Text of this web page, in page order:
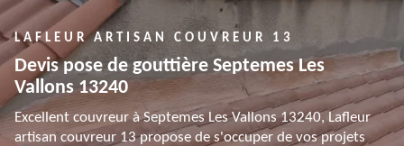
LAFLEUR ARTISAN COUVREUR 13
Devis pose de gouttière Septemes Les
Vallons 13240
Excellent couvreur à Septemes Les Vallons 13240, Lafleur
artisan couvreur 13 propose de s'occuper de vos projets